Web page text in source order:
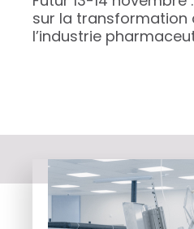
sur la transformation
l’industrie